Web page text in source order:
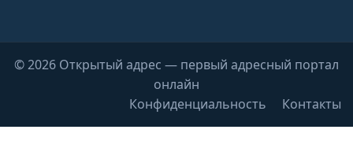
© 2026 Открытый адрес — первый адресный портал
онлайн
Конфиденциальность
Контакты